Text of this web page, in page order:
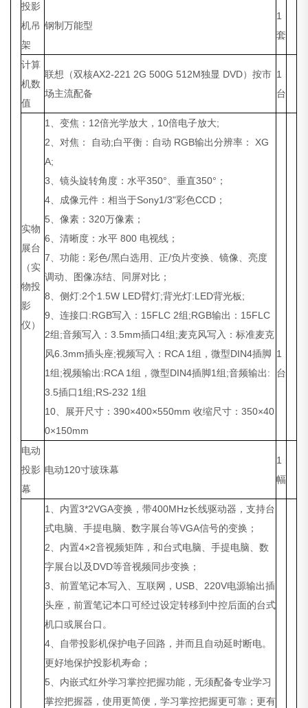
投影
机吊
架
钢制万能型
1
套
计算
机数
值
联想（双核AX2-221 2G 500G 512M独显 DVD）按市
场主流配备
1
台
实物
展台
（实
物投
影
仪）
1、变焦：12倍光学放大，10倍电子放大;
2、对焦： 自动;白平衡：自动 RGB输出分辨率： XG
A;
3、镜头旋转角度：水平350°、垂直350°；
4、成像元件：相当于Sony1/3"彩色CCD；
5、像素：320万像素；
6、清晰度：水平 800 电视线；
7、功能：彩色/黑白选用、正/负片变换、镜像、亮度
调动、图像冻结、同屏对比；
8、侧灯:2个1.5W LED臂灯;背光灯:LED背光板;
9、连接口:RGB写入：15FLC 2组;RGB输出：15FLC
2组;音频写入：3.5mm插口4组;麦克风写入：标准麦克
风6.3mm插头座;视频写入：RCA 1组，微型DIN4插脚
1组;视频输出:RCA 1组，微型DIN4插脚1组;音频输出:
3.5插口1组;RS-232 1组
10、展开尺寸：390×400×550mm 收缩尺寸：350×40
0×150mm
1
台
电动
投影
幕
电动120寸玻珠幕
1
幅
1、内置3*2VGA变换，带400MHz长线驱动器，支持台
式电脑、手提电脑、数字展台等VGA信号的变换；
2、内置4×2音视频矩阵，和台式电脑、手提电脑、数
字展台以及DVD等音视频同步变换；
3、前置笔记本写入、互联网，USB、220V电源输出插
头座，前置笔记本口可经过设定转移到中控后面的台式
机口或展台口。
4、自带投影机保护电子回路，并而且自动延时断电。
更好地保护投影机寿命；
5、内嵌式红外学习掌控把握功能，无须配备专业学习
掌控把握器，使用更简便，学习掌控把握更可靠；更有